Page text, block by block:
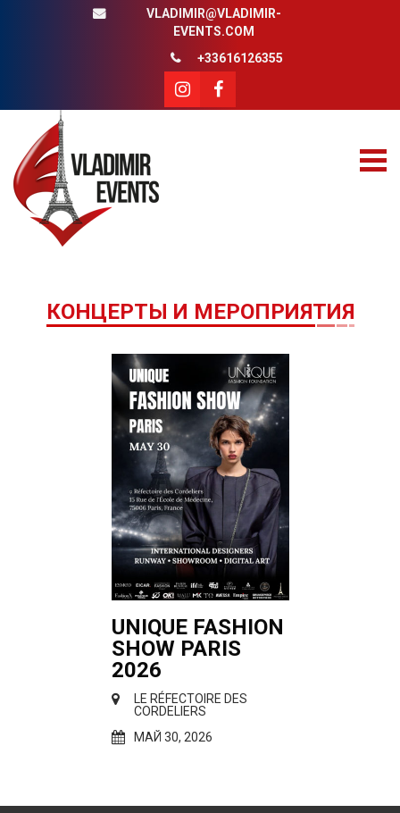
VLADIMIR@VLADIMIR-
EVENTS.COM
+33616126355
КОНЦЕРТЫ И МЕРОПРИЯТИЯ
UNIQUE FASHION
SHOW PARIS
2026
LE RÉFECTOIRE DES
CORDELIERS
МАЙ 30, 2026